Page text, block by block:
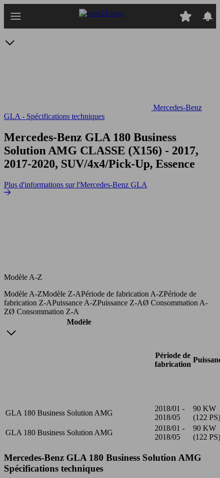
au
Mercedes-Benz
GLA - Spécifications techniques
Mercedes-Benz GLA 180 Business
Solution AMG CLASSE (X156) - 2017,
2017-2020, SUV/4x4/Pick-Up, Essence
Plus d'informations sur l'Mercedes-Benz GLA
Modèle A-Z
Modèle A-ZModèle Z-APériode de fabrication A-ZPériode de
fabrication Z-APuissance A-ZPuissance Z-AØ Consommation A-
ZØ Consommation Z-A
Modèle
Période de
fabrication
GLA 180 Business Solution AMG
2018/01 -
2018/05
90 KW
(122 PS)
GLA 180 Business Solution AMG
2018/01 -
2018/05
90 KW
(122 PS)
Mercedes-Benz GLA 180 Business Solution AMG
Spécifications techniques